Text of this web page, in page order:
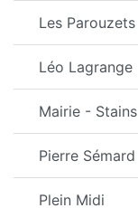
Les Parouzets
Léo Lagrange
Mairie - Stains
Pierre Sémard
Plein Midi